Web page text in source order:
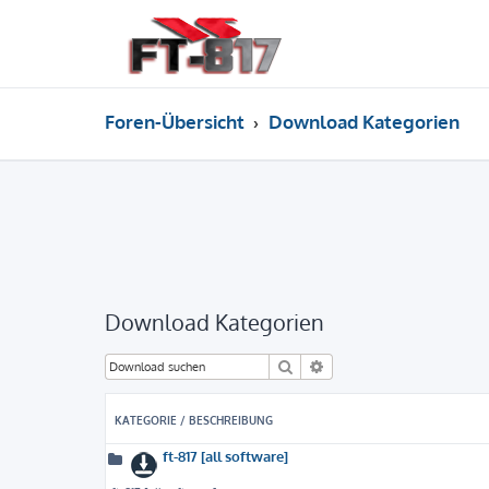
Foren-Übersicht Download Kategorien
Download Kategorien
Suche
KATEGORIE / BESCHREIBUNG
ft-817 [all software]